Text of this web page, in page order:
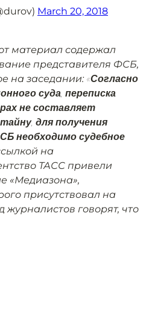
March 20, 2018
материал содержал
представителя ФСБ,
на заседании: «Согласно
суда, переписка
не составляет
для получения
необходимо судебное
на
ТАСС привели
«Медиазона»,
присутствовал на
говорят, что